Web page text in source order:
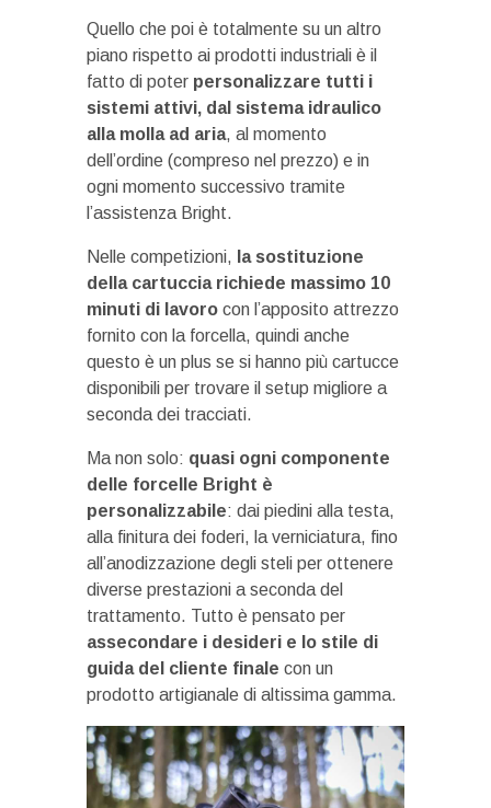
Quello che poi è totalmente su un altro
piano rispetto ai prodotti industriali è il
fatto di poter personalizzare tutti i
sistemi attivi, dal sistema idraulico
alla molla ad aria, al momento
dell’ordine (compreso nel prezzo) e in
ogni momento successivo tramite
l’assistenza Bright.
Nelle competizioni,
la sostituzione
della cartuccia richiede massimo 10
minuti di lavoro con l’apposito attrezzo
fornito con la forcella, quindi anche
questo è un plus se si hanno più cartucce
disponibili per trovare il setup migliore a
seconda dei tracciati.
Ma non solo: quasi ogni componente
delle forcelle Bright è
personalizzabile: dai piedini alla testa,
alla finitura dei foderi, la verniciatura, fino
all’anodizzazione degli steli per ottenere
diverse prestazioni a seconda del
trattamento. Tutto è pensato per
assecondare i desideri e lo stile di
guida del cliente finale con un
prodotto artigianale di altissima gamma.